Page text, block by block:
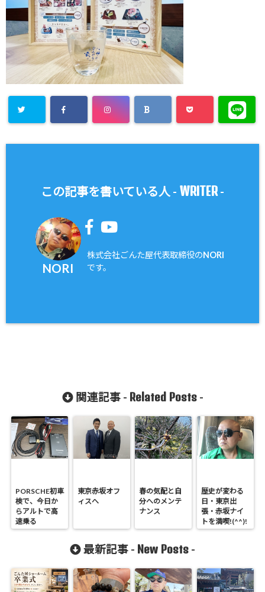
この記事を書いている人 - WRITER-
NORI
株式会社ごんた屋代表取締役のNORI
です。
関連記事 - Related Posts-
PORSCHE初車
検で、今日か
らアルトで高
速乗る
東京赤坂オフ
ィスへ
春の気配と自
分へのメンテ
ナンス
歴史が変わる
日・東京出
張・赤坂ナイ
トを満喫!(^^)!
最新記事 - New Posts -